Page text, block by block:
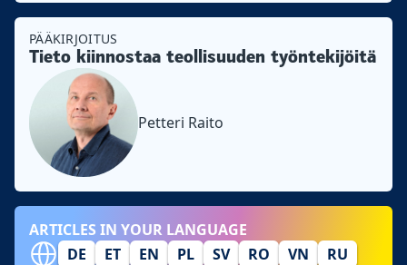
PÄÄKIRJOITUS
Tieto kiinnostaa teollisuuden työntekijöitä
Petteri Raito
ARTICLES IN YOUR LANGUAGE
DE
ET EN PL SV RO VN
RU